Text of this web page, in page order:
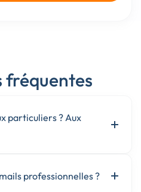
fréquentes
particuliers ? Aux
professionnelles ?